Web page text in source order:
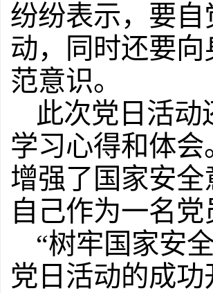
纷纷表示，要
动，同时还要
范意识。
此次党日活动
学习心得和体
增强了国家安
自己作为一名
“树牢国家安
党日活动的成